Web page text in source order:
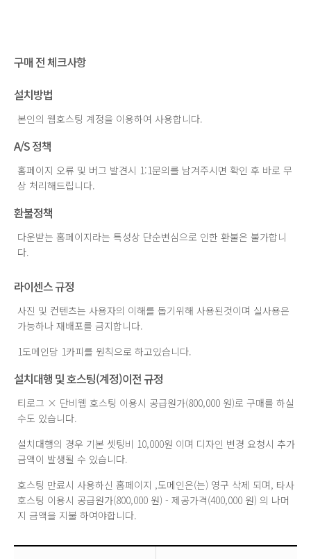
구매 전 체크사항
설치방법
본인의 웹호스팅 계정을 이용하여 사용합니다.
A/S 정책
홈페이지 오류 및 버그 발견시 1:1문의를 남겨주시면 확인 후 바로 무
상 처리해드립니다.
환불정책
다운받는 홈페이지라는 특성상 단순변심으로 인한 환불은 불가합니
다.
라이센스 규정
사진 및 컨텐츠는 사용자의 이해를 돕기위해 사용된것이며 실사용은
가능하나 재배포를 금지합니다.
1도메인당 1카피를 원칙으로 하고있습니다.
설치대행 및 호스팅(계정)이전 규정
티로그 × 단비웹 호스팅 이용시 공급원가(800,000 원)로 구매를 하실
수도 있습니다.
설치대행의 경우 기본 셋팅비 10,000원 이며 디자인 변경 요청시 추가
금액이 발생될 수 있습니다.
호스팅 만료시 사용하신 홈페이지 ,도메인은(는) 영구 삭제 되며, 타사
호스팅 이용시 공급원가(800,000 원) - 제공가격(400,000 원) 의 나머
지 금액을 지불 하여야합니다.